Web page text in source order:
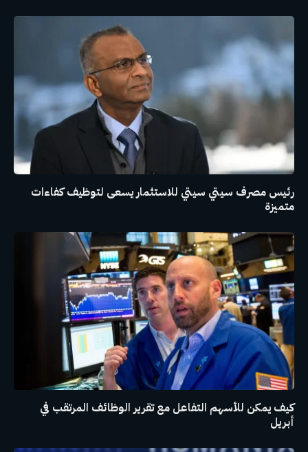
رئيس مصرف سيتي سيتي للاستثمار يسعى لتوظيف كفاءات
متميزة
كيف يمكن للأسهم التفاعل مع تقرير الوظائف المرتقب في
أبريل